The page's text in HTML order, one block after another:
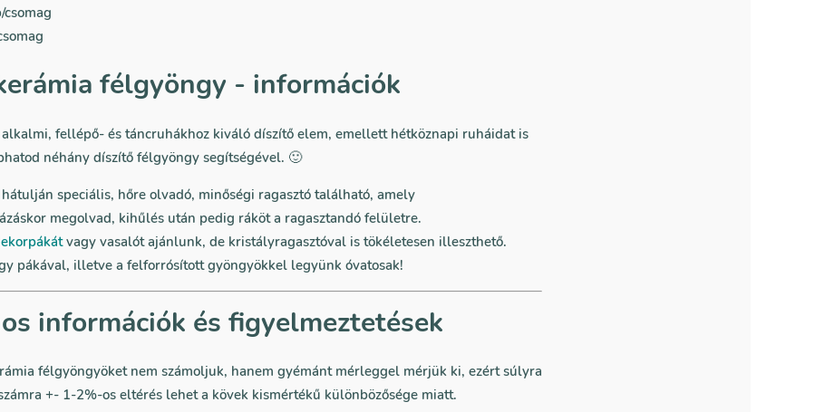
félgyöngy - információk
alkalmi, fellépő- és táncruhákhoz kiváló díszítő elem, emellett hétköznapi ruháidat is
néhány díszítő félgyöngy segítségével. 🙂
speciális, hőre olvadó, minőségi ragasztó található, amely
megolvad, kihűlés után pedig ráköt a ragasztandó felületre.
vagy vasalót ajánlunk, de kristályragasztóval is tökéletesen illeszthető.
pákával, illetve a felforrósított gyöngyökkel legyünk óvatosak!
információk és figyelmeztetések
félgyöngyöket nem számoljuk, hanem gyémánt mérleggel mérjük ki, ezért súlyra
+- 1-2%-os eltérés lehet a kövek kismértékű különbözősége miatt.